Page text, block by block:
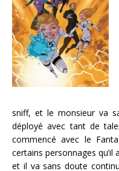
sniff, et le monsieur va
déployé avec tant de
commencé avec le
certains personnages
et il va sans doute